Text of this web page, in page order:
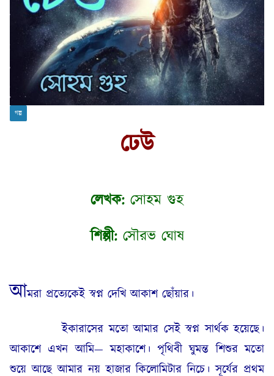
গল্প
ঢেউ
লেখক: সোহম গুহ
শিল্পী:সৌরভ ঘোষ
আমরা প্রত্যেকেই স্বপ্ন দেখি আকাশ ছোঁয়ার।
ইকারাসের মতো আমার সেই স্বপ্ন সার্থক হয়েছে।
আকাশে এখন আমি— মহাকাশে। পৃথিবী ঘুমন্ত শিশুর মতো
শুয়ে আছে আমার নয় হাজার কিলোমিটার নিচে। সূর্যের প্রথম